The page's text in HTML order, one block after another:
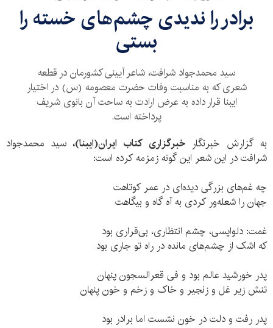
برادر را ندیدی چشم‌های خسته را
بستی
سید محمدجواد شرافت، شاعر آیینی کشورمان در قطعه
شعری که به مناسبت وفات حضرت معصومه (س) در اختیار
ایبنا قرار داده به عرض ارادت به ساحت آن بانوی شریف
پرداخته است.
به گزارش خبرنگارخبرگزاری کتاب ایران(ایبنا)، سید محمدجواد
شرافت در این شعر این گونه زمزمه کرده است:
چه غم‌های بزرگی دیده‌ای در عمر کوتاهت
جهان را شعله‌ور کردی به آه گاه و بیگاهت
غمت: دلواپسی، چشم انتظاری، بی‌قراری بود
که اشک از چشم‌های مانده در راه تو جاری بود
پدر خورشید عالم بود و فی قعرالسجون پنهان
تنش زیر غل و زنجیر و خاک و زخم و خون پنهان
پدر رفت و دلت در خون نشست اما برادر بود